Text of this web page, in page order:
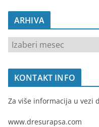
ARHIVA
R
H
A
KONTAKT INFO
Za više informacija u vezi
www.dresurapsa.com